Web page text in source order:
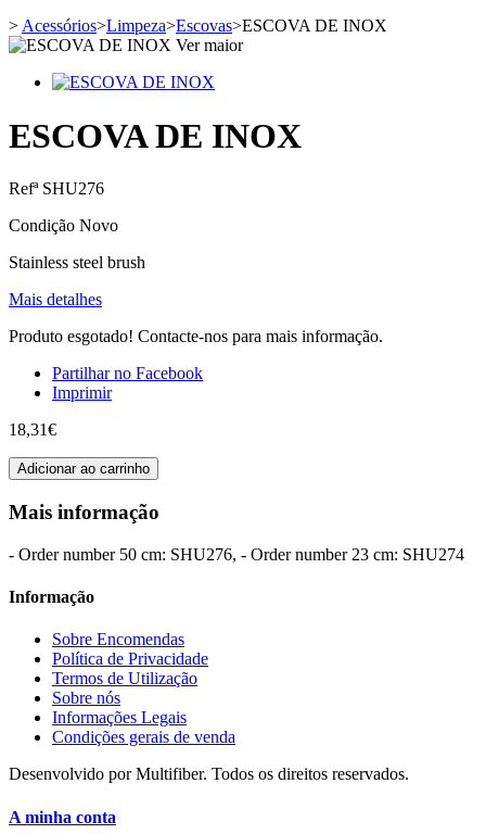
>Acessórios>Limpeza>Escovas>ESCOVA DE INOX
Ver maior
ESCOVA DE INOX
Refª SHU276
Condição Novo
Stainless steel brush
Mais detalhes
Produto esgotado! Contacte-nos para mais informação.
Partilhar no Facebook
Imprimir
18,31€
Adicionar ao carrinho
Mais informação
- Order number 50 cm: SHU276, - Order number 23 cm: SHU274
Informação
Sobre Encomendas
Política de Privacidade
Termos de Utilização
Sobre nós
Informações Legais
Condições gerais de venda
Desenvolvido por Multifiber. Todos os direitos reservados.
A minha conta